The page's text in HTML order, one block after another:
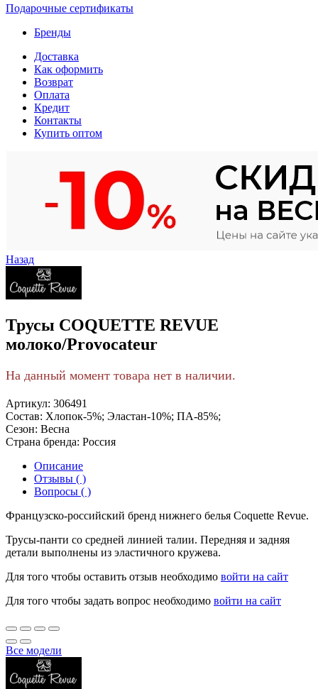
Подарочные сертификаты
Бренды
Доставка
Как оформить
Возврат
Оплата
Кредит
Контакты
Купить оптом
Назад
Трусы COQUETTE REVUE
молоко/Provocateur
На данный момент товара нет в наличии.
Артикул: 306491
Состав: Хлопок-5%; Эластан-10%; ПА-85%;
Сезон: Весна
Страна бренда: Россия
Описание
Отзывы ( )
Вопросы ( )
Французско-российский бренд нижнего белья Coquette Revue.
Трусы-панти со средней линией талии. Передняя и задняя
детали выполнены из эластичного кружева.
Для того чтобы оставить отзыв необходимо войти на сайт
Для того чтобы задать вопрос необходимо войти на сайт
Все модели